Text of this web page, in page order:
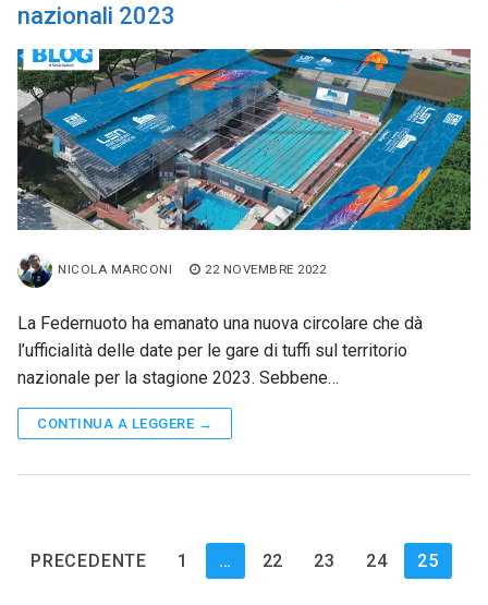
nazionali 2023
NICOLA MARCONI 22 NOVEMBRE 2022
La Federnuoto ha emanato una nuova circolare che dà
l’ufficialità delle date per le gare di tuffi sul territorio
nazionale per la stagione 2023. Sebbene…
CONTINUA A LEGGERE →
Paginazione
PRECEDENTE 1 … 22 23 24 25